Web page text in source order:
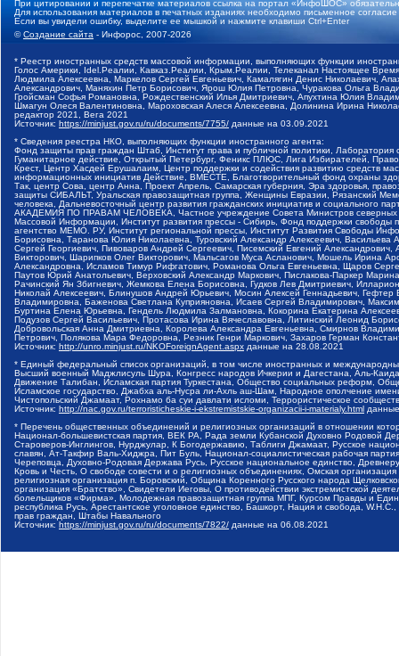
При цитировании и перепечатке материалов ссылка на портал «ИнфоШОС»
Для использования материалов в печатных изданиях необходимо письменное
Если вы увидели ошибку, выделите ее мышкой и нажмите клавиши Ctrl+Enter
©Создание сайта - Инфорос, 2007-2026
* Реестр иностранных средств массовой информации, выполняющих функции
Голос Америки, Idel.Реалии, Кавказ.Реалии, Крым.Реалии, Телеканал Настоящее
Людмила Алексеевна, Маркелов Сергей Евгеньевич, Камалягин Денис Николаевич,
Александрович, Маняхин Петр Борисович, Ярош Юлия Петровна, Чуракова Ольга
Гройсман Софья Романовна, Рождественский Илья Дмитриевич, Апухтина Юлия
Шмагун Олеся Валентиновна, Мароховская Алеся Алексеевна, Долинина Ирина
редактор 2021, Вега 2021
Источник: https://minjust.gov.ru/ru/documents/7755/ данные на 03.09.2021
* Сведения реестра НКО, выполняющих функции иностранного агента:
Фонд защиты прав граждан Штаб, Институт права и публичной политики,
Гуманитарное действие, Открытый Петербург, Феникс ПЛЮС, Лига Избирателей,
Крест, Центр Хасдей Ерушалаим, Центр поддержки и содействия развитию средств
информационных инициатив Действие, ВМЕСТЕ, Благотворительный фонд охраны
Так, центр Сова, центр Анна, Проект Апрель, Самарская губерния, Эра здоровья,
защиты СИБАЛЬТ, Уральская правозащитная группа, Женщины Евразии, Рязанский
человека, Дальневосточный центр развития гражданских инициатив и социального
АКАДЕМИЯ ПО ПРАВАМ ЧЕЛОВЕКА, Частное учреждение Совета Министров северных
Массовой Информации, Институт развития прессы - Сибирь, Фонд поддержки
агентство МЕМО. РУ, Институт региональной прессы, Институт Развития Свободы
Борисовна, Таранова Юлия Николаевна, Туровский Александр Алексеевич,
Сергей Георгиевич, Пивоваров Андрей Сергеевич, Писемский Евгений
Викторович, Шарипков Олег Викторович, Мальсагов Муса Асланович, Мошель Ирина
Александровна, Исламов Тимур Рифгатович, Романова Ольга Евгеньевна, Щаров
Паутов Юрий Анатольевич, Верховский Александр Маркович, Пислакова-Паркер
Рачинский Ян Збигневич, Жемкова Елена Борисовна, Гудков Лев Дмитриевич,
Николай Алексеевич, Блинушов Андрей Юрьевич, Мосин Алексей Геннадьевич,
Владимировна, Баженова Светлана Куприяновна, Исаев Сергей Владимирович,
Буртина Елена Юрьевна, Гендель Людмила Залмановна, Кокорина Екатерина
Подузов Сергей Васильевич, Протасова Ирина Вячеславовна, Литинский Леонид
Добровольская Анна Дмитриевна, Королева Александра Евгеньевна, Смирнов
Петрович, Полякова Мара Федоровна, Резник Генри Маркович, Захаров Герман
Источник: http://unro.minjust.ru/NKOForeignAgent.aspx данные на 28.08.2021
* Единый федеральный список организаций, в том числе иностранных и
Высший военный Маджлисуль Шура, Конгресс народов Ичкерии и Дагестана, Аль-
Движение Талибан, Исламская партия Туркестана, Общество социальных реформ,
Исламское государство, Джабха аль-Нусра ли-Ахль аш-Шам, Народное ополчение
Чистопольский Джамаат, Рохнамо ба суи давлати исломи, Террористическое
Источник: http://nac.gov.ru/terroristicheskie-i-ekstremistskie-organizacii-i-materialy.html
* Перечень общественных объединений и религиозных организаций в отношении
Национал-большевистская партия, ВЕК РА, Рада земли Кубанской Духовно Родовой
Староверов-Инглингов, Нурджулар, К Богодержавию, Таблиги Джамаат, Русское
славян, Ат-Такфир Валь-Хиджра, Пит Буль, Национал-социалистическая рабочая
Череповца, Духовно-Родовая Держава Русь, Русское национальное единство,
Кровь и Честь, О свободе совести и о религиозных объединениях, Омская
религиозная организация п. Боровский, Община Коренного Русского народа
организация «Братство», Свидетели Иеговы, О противодействии экстремистской
болельщиков «Фирма», Молодежная правозащитная группа МПГ, Курсом Правды и
республика Русь, Арестантское уголовное единство, Башкорт, Нация и свобода,
прав граждан, Штабы Навального
Источник: https://minjust.gov.ru/ru/documents/7822/ данные на 06.08.2021